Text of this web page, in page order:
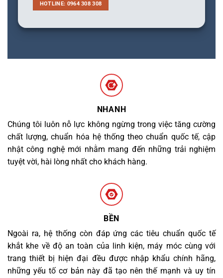
HOTLINE: 0964 308 308
NHANH
Chúng tôi luôn nỗ lực không ngừng trong việc tăng cường
chất lượng, chuẩn hóa hệ thống theo chuẩn quốc tế, cập
nhật công nghệ mới nhằm mang đến những trải nghiệm
tuyệt vời, hài lòng nhất cho khách hàng.
BỀN
Ngoài ra, hệ thống còn đáp ứng các tiêu chuẩn quốc tế
khắt khe về độ an toàn của linh kiện, máy móc cùng với
trang thiết bị hiện đại đều được nhập khẩu chính hãng,
những yếu tố cơ bản này đã tạo nên thế mạnh và uy tín